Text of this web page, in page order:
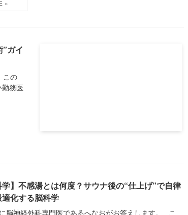
ガイ
この
勤務医
学】不感湯とは何度？サウナ後の“仕上げ”で自律
化する脳科学
脳神経外科専門医であるへなおがお答えします。 こ